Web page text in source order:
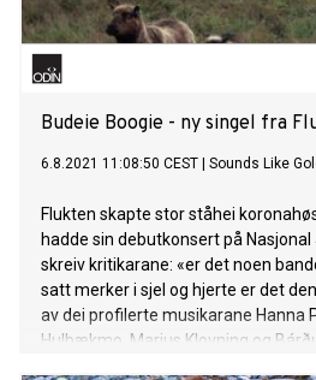
Budeie Boogie - ny singel fra
6.8.2021 11:08:50 CEST Sounds Like
Flukten skapte stor ståhei
hadde sin debutkonsert på
skreiv kritikarane: «er det noen
satt merker i sjel og hjerte er det
av dei profilerte musikarane Hanna
Hulbækmo, Marius Klovning og